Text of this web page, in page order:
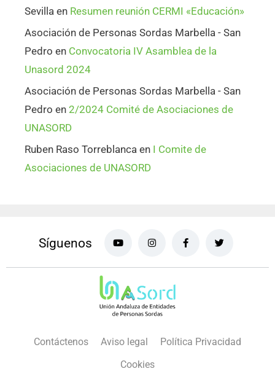
Sevilla en Resumen reunión CERMI «Educación»
Asociación de Personas Sordas Marbella - San
Pedro en Convocatoria IV Asamblea de la
Unasord 2024
Asociación de Personas Sordas Marbella - San
Pedro en 2/2024 Comité de Asociaciones de
UNASORD
Ruben Raso Torreblanca en I Comite de
Asociaciones de UNASORD
Síguenos
Contáctenos Aviso legal
Política Privacidad
Cookies